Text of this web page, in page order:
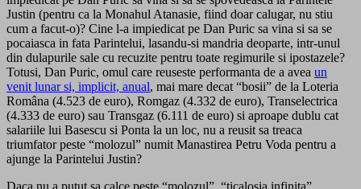
Justin (pentru ca la Monahul Atanasie, fiind doar calugar, nu stiu
cum a facut-o)? Cine l-a impiedicat pe Dan Puric sa vina si sa se
pocaiasca in fata Parintelui, lasandu-si mandria deoparte, intr-unul
din dulapurile sale cu recuzite pentru toate regimurile si ipostazele?
Totusi, Dan Puric, omul care reuseste performanta de a avea un
venit lunar si, implicit, anual, mai mare decat “bosii” de la Loteria
Româna (4.523 de euro), Romgaz (4.332 de euro), Transelectrica
(4.333 de euro) sau Transgaz (6.111 de euro) si aproape dublu cat
salariile lui Basescu si Ponta la un loc, nu a reusit sa treaca
triumfator peste “molozul” numit Manastirea Petru Voda pentru a
ajunge la Parintelui Justin?
Daca nu a putut sa calce peste “molozul”, “ticalosia infinita”,